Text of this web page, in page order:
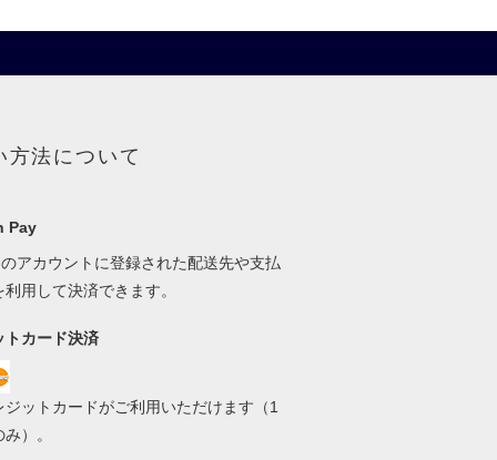
方法について
Pay
アカウントに登録された配送先や支払
利用して決済できます。
トカード決済
ジットカードがご利用いただけます（1
）。